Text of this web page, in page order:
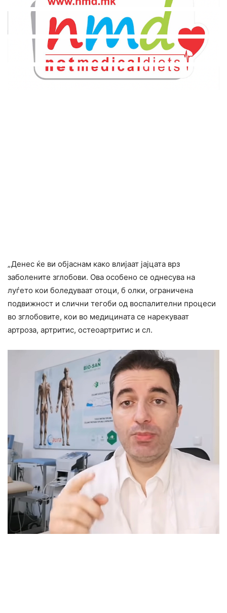
„Денес ќе ви објаснам како влијаат јајцата врз
заболените зглобови. Ова особено се однесува на
луѓето кои боледуваат отоци, б олки, ограничена
подвижност и слични тегоби од воспалителни процеси
во зглобовите, кои во медицината се нарекуваат
артроза, артритис, остеоартритис и сл.